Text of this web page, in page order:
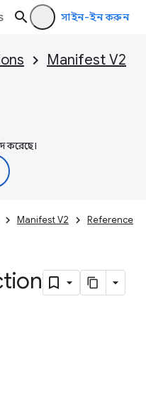
সাইন-ইন করুন
Manifest V2
করেছে।
Manifest V2 Reference